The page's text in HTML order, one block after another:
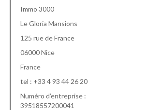
Immo 3000
Le Gloria Mansions
125 rue de France
06000 Nice
France
tel : +33 4 93 44 26 20
Numéro d’entreprise :
39518557200041